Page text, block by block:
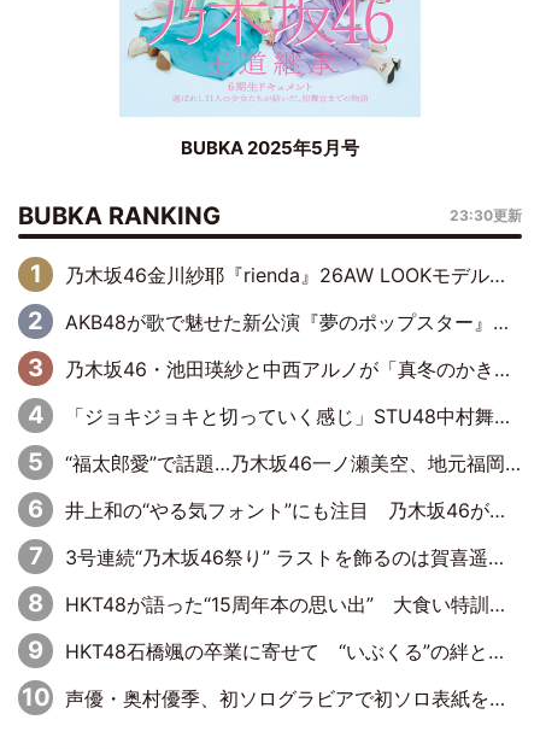
BUBKA 2025年5月号
BUBKA RANKING 23:30更新
乃木坂46金川紗耶『rienda』26AW LOOKモデルに就任
AKB48が歌で魅せた新公演『夢のポップスター』 初日から全身全霊のステージ
乃木坂46・池田瑛紗と中西アルノが「真冬のかき氷」騒動で火花散らす！ 因縁の裏にあるのは、逆境をともに“凌”ぐ似た者同士の絆
「ジョキジョキと切っていく感じ」STU48中村舞、新しい挑戦は自らの手で
“福太郎愛”で話題…乃木坂46一ノ瀬美空、地元福岡『めんべい25周年トップサポーター』に就任
井上和の“やる気フォント”にも注目 乃木坂46が挑んだ書道パフォーマンスの舞台裏
3号連続“乃木坂46祭り” ラストを飾るのは賀喜遥香…5年ぶりの登場に「5年分大人になった私を見ていただけたら」
HKT48が語った“15周年本の思い出” 大食い特訓・守護霊企画・制服グラビア…盛りだくさんの裏話
HKT48石橋颯の卒業に寄せて “いぶくる”の絆と後輩・龍頭綺音の決意
声優・奥村優季、初ソログラビアで初ソロ表紙を飾る！ 初めて見せる表情や、声優を志したきっかけなどを語った必読のインタビューを掲載